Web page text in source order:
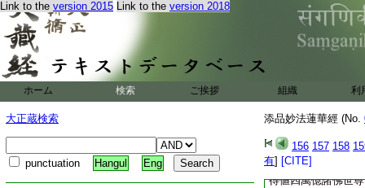
Link to the version 2015 Link to the version 2018
ホーム 検索 ご挨拶 組織 利
大正蔵検索
punctuation Hangul Eng
添品妙法蓮華經 (No.
156 157 158
有] [CITE]
起。往詣法座。安 1
菩薩沙彌。甚爲希
已曾供養無量千萬
聲聞辟支佛及諸菩
説經法受持不毀者
三藐三菩提如來之
菩薩。常樂説是妙法
六百萬億那由他恒
與菩薩倶。從其聞
得値四萬億諸佛世